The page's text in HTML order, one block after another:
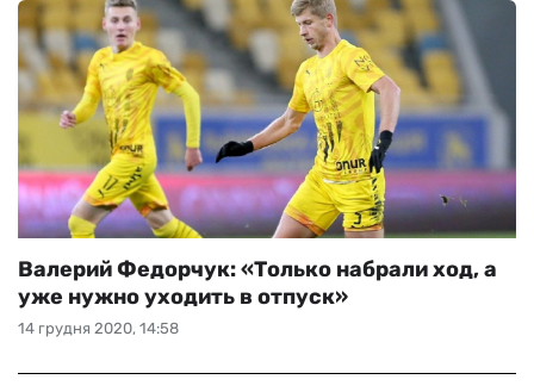
14 грудня 2020, 14:58
Валерий Федорчук: «Только набрали ход, а
уже нужно уходить в отпуск»